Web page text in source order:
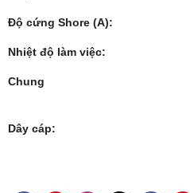
Độ cứng Shore (A):
Nhiệt độ làm việc:
Chung
Dây cáp: